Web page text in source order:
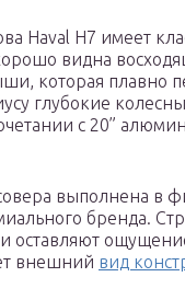
Haval H7 имеет
видна
которая плавно
глубокие
с 20”
выполнена в
бренда.
оставляют
внешний вид